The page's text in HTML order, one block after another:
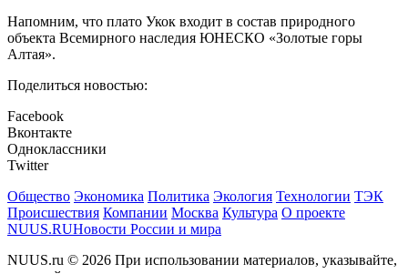
Напомним, что плато Укок входит в состав природного
объекта Всемирного наследия ЮНЕСКО «Золотые горы
Алтая».
Поделиться новостью:
Facebook
Вконтакте
Одноклассники
Twitter
Общество Экономика Политика Экология Технологии ТЭК
Происшествия Компании Москва Культура О проекте
NUUS.RUНовости России и мира
NUUS.ru © 2026 При использовании материалов, указывайте,